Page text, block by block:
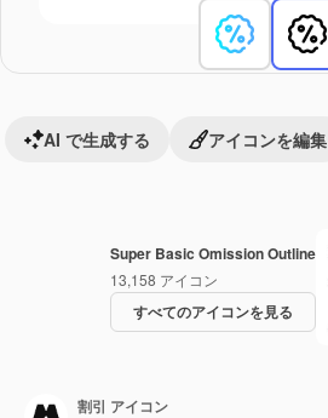
Super Basic Omission Outline
13,158 アイコン
すべてのアイコンを見る
AI で生成する アイコンを編集
割引 アイコン